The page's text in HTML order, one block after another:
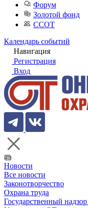
Форум
Золотой фонд
ССОТ
Календарь событий
Навигация
Регистрация
Вход
Новости
Все новости
Законотворчество
Охрана труда
Государственный